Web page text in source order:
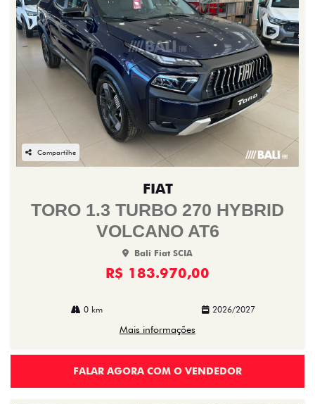
Compartilhe
FIAT
TORO 1.3 TURBO 270 HYBRID
VOLCANO AT6
Bali Fiat SCIA
R$ 183.970,00
0 km 2026/2027
Mais informações
FALAR AGORA COM O VENDEDOR